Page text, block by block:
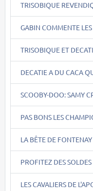
TRISOBIQUE
GABIN COMMENTE
TRISOBIQUE ET
DECATIE A DU CACA
SCOOBY-DOO: SAMY
PAS BONS LES
LA BÊTE DE FONTENAY
PROFITEZ DES
LES CAVALIERS DE